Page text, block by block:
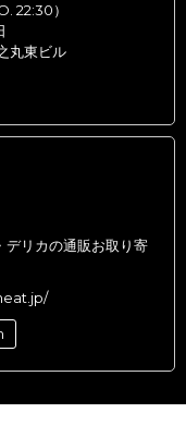
22:30）
丸東ビル
デリカの通販お取り寄